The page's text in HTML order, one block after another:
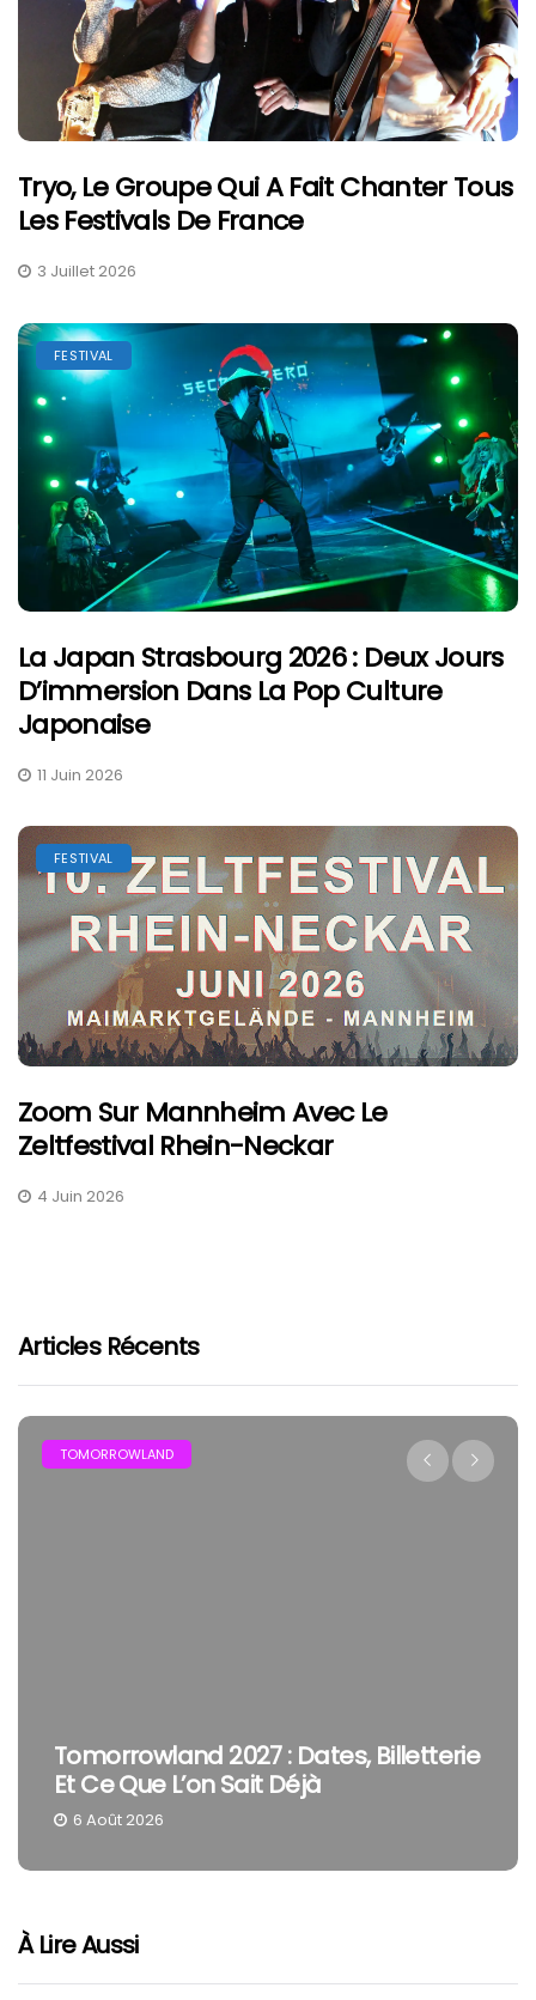
Tryo, Le Groupe Qui A Fait Chanter Tous
Les Festivals De France
3 Juillet 2026
FESTIVAL
La Japan Strasbourg 2026 : Deux Jours
D’immersion Dans La Pop Culture
Japonaise
11 Juin 2026
FESTIVAL
Zoom Sur Mannheim Avec Le
Zeltfestival Rhein-Neckar
4 Juin 2026
Articles Récents
: Dates, Billetterie
Déjà
The Cure En
Smith Reste Une
À Lire Aussi